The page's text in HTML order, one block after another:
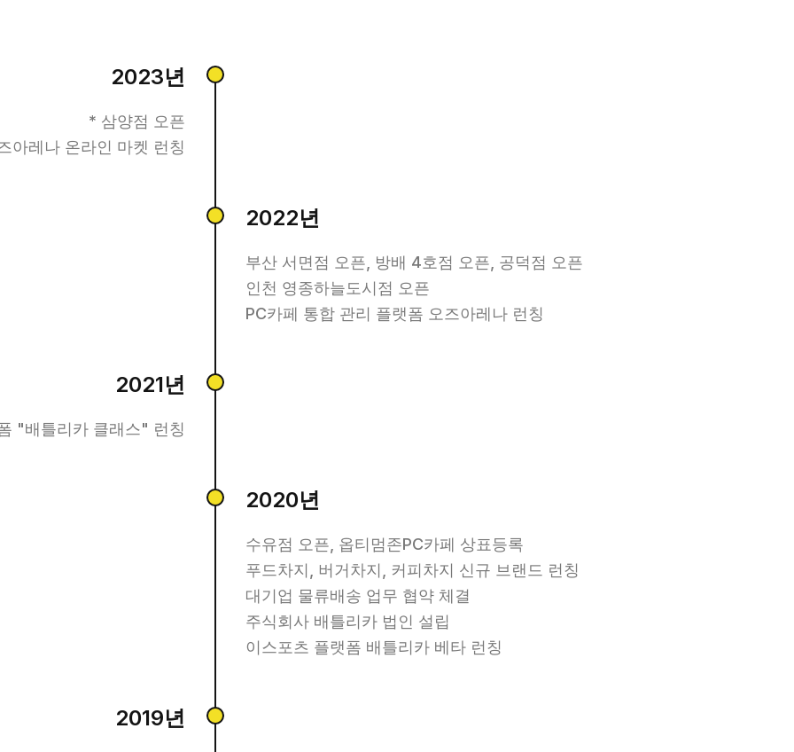
2023년
* 삼양점 오픈
아레나 온라인 마켓 런칭
2022년
부산 서면점 오픈, 방배 4호점 오픈, 공덕점 오픈
인천 영종하늘도시점 오픈
PC카페 통합 관리 플랫폼 오즈아레나 런칭
2021년
"배틀리카 클래스" 런칭
2020년
수유점 오픈, 옵티멈존PC카페 상표등록
푸드차지, 버거차지, 커피차지 신규 브랜드 런칭
대기업 물류배송 업무 협약 체결
주식회사 배틀리카 법인 설립
이스포츠 플랫폼 배틀리카 베타 런칭
2019년